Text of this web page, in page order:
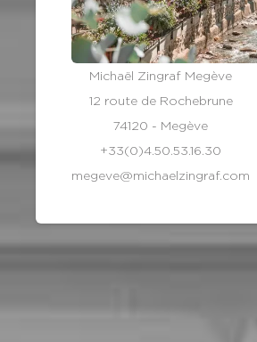
Michaël Zingraf Megève
12 route de Rochebrune
74120 - Megève
+33(0)4.50.53.16.30
megeve@michaelzingraf.com